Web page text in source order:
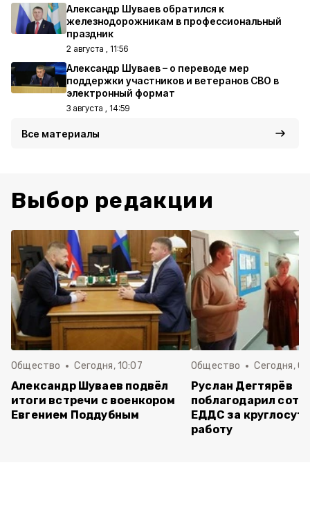
Александр Шуваев обратился к
железнодорожникам в профессиональный
праздник
2 августа , 11:56
Александр Шуваев – о переводе мер
поддержки участников и ветеранов СВО в
электронный формат
3 августа , 14:59
Все материалы
Выбор редакции
Общество Сегодня, 10:07
Александр Шуваев подвёл
итоги встречи с военкором
Евгением Поддубным
Общество Сегодня,
Руслан Дегтярёв
поблагодарил
ЕДДС за
работу